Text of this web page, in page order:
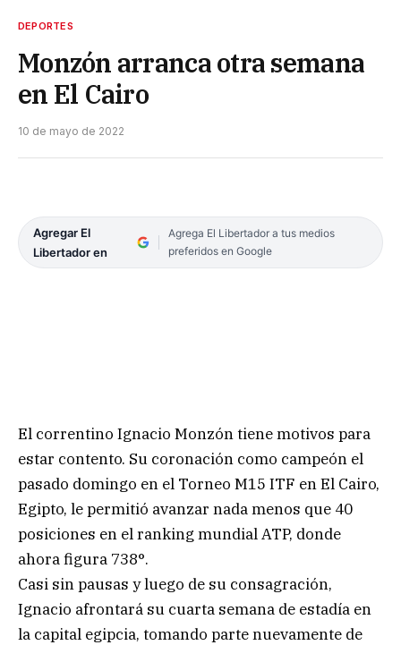
DEPORTES
Monzón arranca otra semana
en El Cairo
10 de mayo de 2022
Agregar El
Libertador en
Agrega El Libertador a tus medios
preferidos en Google
El correntino Ignacio Monzón tiene motivos para
estar contento. Su coronación como campeón el
pasado domingo en el Torneo M15 ITF en El Cairo,
Egipto, le permitió avanzar nada menos que 40
posiciones en el ranking mundial ATP, donde
ahora figura 738°.
Casi sin pausas y luego de su consagración,
Ignacio afrontará su cuarta semana de estadía en
la capital egipcia, tomando parte nuevamente de